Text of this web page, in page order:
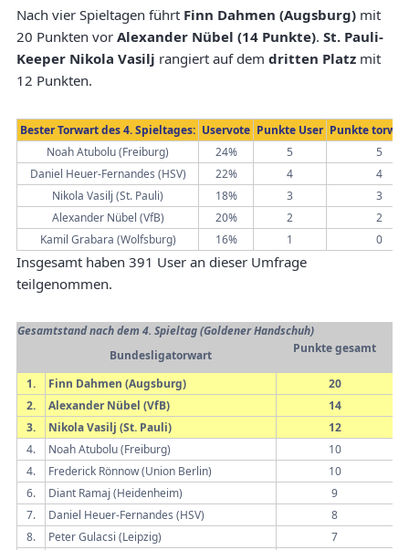
Nach vier Spieltagen führt Finn Dahmen (Augsburg) mit
20 Punkten vor Alexander Nübel (14 Punkte). St. Pauli-
Keeper Nikola Vasilj rangiert auf dem dritten Platz mit
12 Punkten.
Bester Torwart des 4. Spieltages: Uservote Punkte User Punkte
Noah Atubolu (Freiburg)
24% 5
5
Daniel Heuer-Fernandes (HSV)
22% 4
4
Nikola Vasilj (St. Pauli)
18% 3
3
Alexander Nübel (VfB)
20% 2
2
Kamil Grabara (Wolfsburg)
16% 1 0
Insgesamt haben 391 User an dieser Umfrage
teilgenommen.
Gesamtstand nach dem 4. Spieltag (Goldener Handschuh)
Bundesligatorwart
Punkte gesamt
1. Finn Dahmen (Augsburg)
20
2.
Alexander Nübel (VfB)
14
3.
Nikola Vasilj (St. Pauli)
12
4.
Noah Atubolu (Freiburg)
10
4.
Frederick Rönnow (Union Berlin)
10
6.
Diant Ramaj (Heidenheim)
9
7.
Daniel Heuer-Fernandes (HSV)
8
8.
Peter Gulacsi (Leipzig)
7